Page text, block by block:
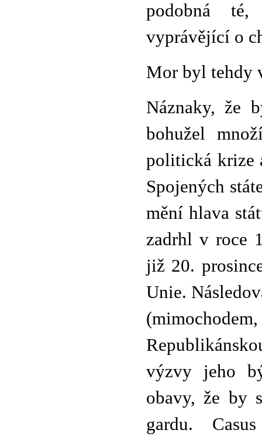
podobná té,
vyprávějící o
Mor byl tehdy
Náznaky, že
bohužel
politická krize
Spojených
mění hlava
zadrhl v roce
již 20.
Unie.
výzvy jeho
obavy, že by
gardu.